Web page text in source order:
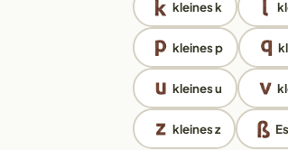
kleines k
kleines p
kleines u
kleines z